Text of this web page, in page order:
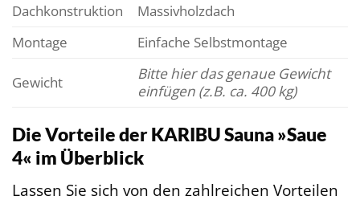
Dachkonstruktion
Massivholzdach
Montage
Einfache Selbstmontage
Gewicht
Bitte hier das genaue Gewicht
einfügen (z.B. ca. 400 kg)
Die Vorteile der KARIBU Sauna »Saue
4« im Überblick
Lassen Sie sich von den zahlreichen Vorteilen